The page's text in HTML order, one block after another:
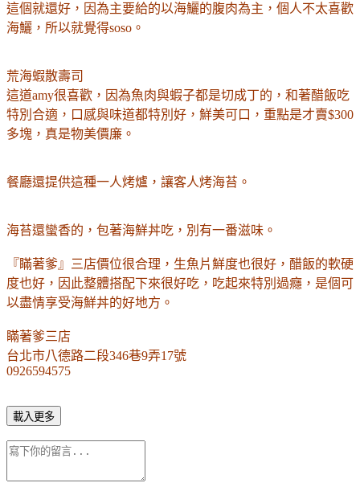
這個就還好，因為主要給的以海鱺的腹肉為主，個人不太喜歡
海鱺，所以就覺得soso。
荒海蝦散壽司
這道amy很喜歡，因為魚肉與蝦子都是切成丁的，和著醋飯吃
特別合適，口感與味道都特別好，鮮美可口，重點是才賣$300
多塊，真是物美價廉。
餐廳還提供這種一人烤爐，讓客人烤海苔。
海苔還蠻香的，包著海鮮丼吃，別有一番滋味。
『瞞著爹』三店價位很合理，生魚片鮮度也很好，醋飯的軟硬
度也好，因 此整體搭配下來很好吃，吃起來特別 過癮， 是個可
以盡情享受海鮮丼的好地方 。
瞞著爹三店
台北市八德路二段346巷9弄17號
0926594575
載入更多